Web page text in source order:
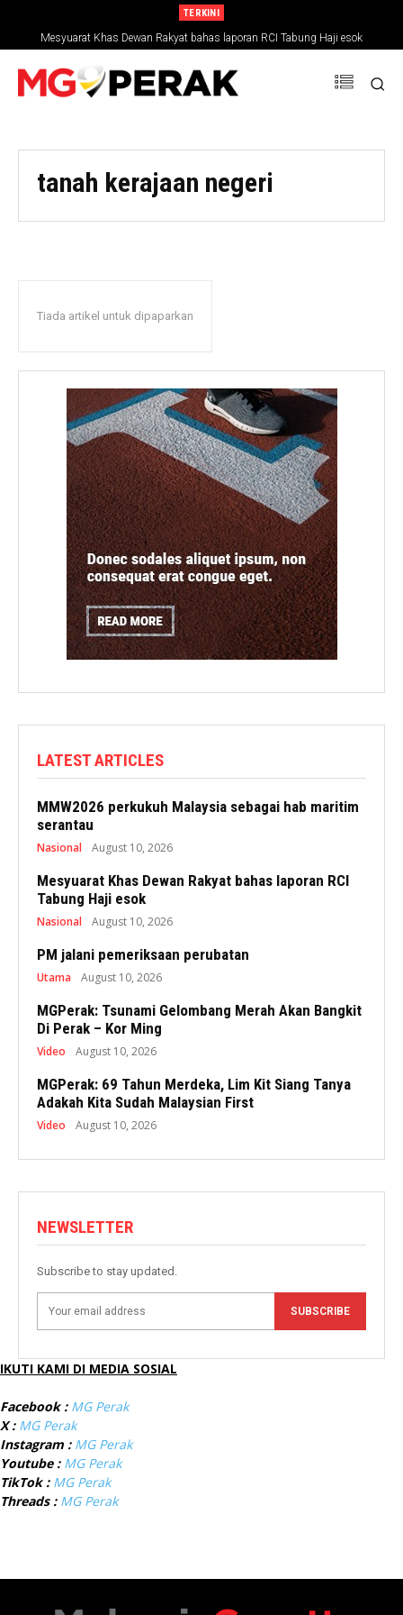
TERKINI
Mesyuarat Khas Dewan Rakyat bahas laporan RCI Tabung Haji esok
tanah kerajaan negeri
Tiada artikel untuk dipaparkan
LATEST ARTICLES
MMW2026 perkukuh Malaysia sebagai hab maritim
serantau
Nasional August 10, 2026
Mesyuarat Khas Dewan Rakyat bahas laporan RCI
Tabung Haji esok
Nasional August 10, 2026
PM jalani pemeriksaan perubatan
Utama August 10, 2026
MGPerak: Tsunami Gelombang Merah Akan Bangkit
Di Perak – Kor Ming
Video August 10, 2026
MGPerak: 69 Tahun Merdeka, Lim Kit Siang Tanya
Adakah Kita Sudah Malaysian First
Video August 10, 2026
NEWSLETTER
Subscribe to stay updated.
SUBSCRIBE
IKUTI KAMI DI MEDIA SOSIAL
Facebook : MG Perak
X : MG Perak
Instagram : MG Perak
Youtube : MG Perak
TikTok : MG Perak
Threads : MG Perak